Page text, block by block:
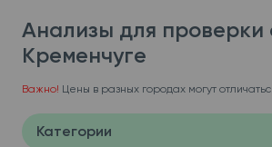
Анализы для проверки
Кременчуге
Важно! Цены в разных городах могут
Категории